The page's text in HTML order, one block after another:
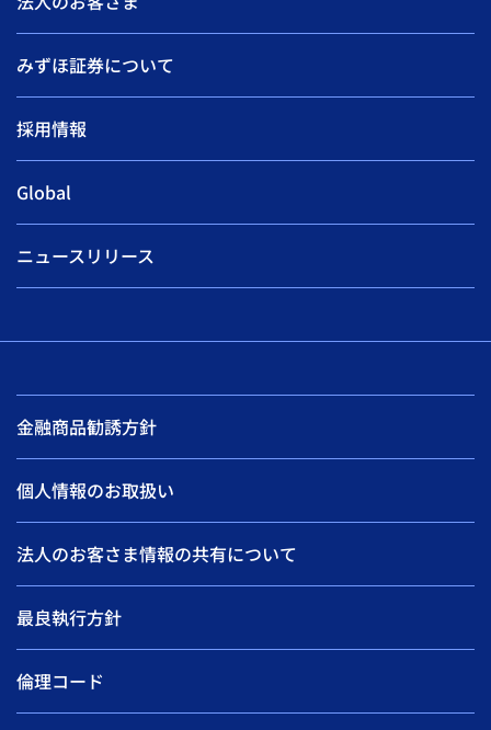
みずほ証券について
採用情報
Global
ニュースリリース
金融商品勧誘方針
個人情報のお取扱い
法人のお客さま情報の共有について
最良執行方針
倫理コード